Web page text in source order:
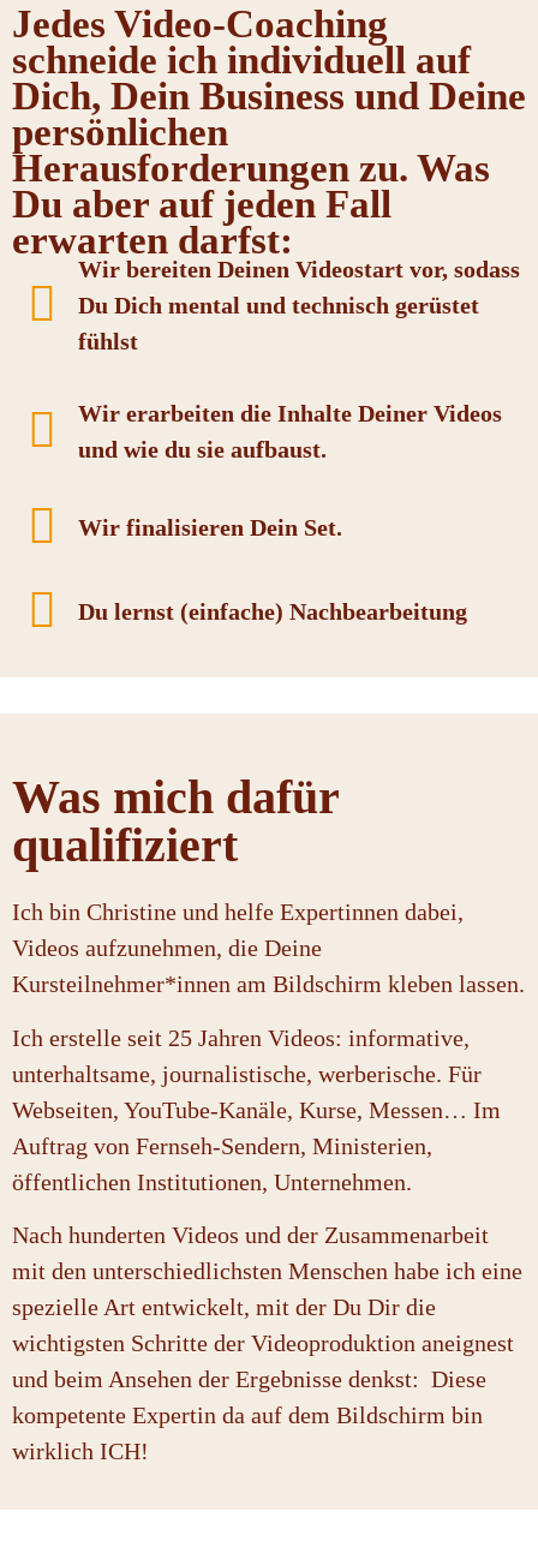
Jedes Video-Coaching
schneide ich individuell auf
Dich, Dein Business und Deine
persönlichen
Herausforderungen zu. Was
Du aber auf jeden Fall
erwarten darfst:
Wir bereiten Deinen Videostart vor, sodass
Du Dich mental und technisch gerüstet
fühlst
Wir erarbeiten die Inhalte Deiner Videos
und wie du sie aufbaust.
Wir finalisieren Dein Set.
Du lernst (einfache) Nachbearbeitung
Was mich dafür
qualifiziert
Ich bin Christine und helfe Expertinnen dabei,
Videos aufzunehmen, die Deine
Kursteilnehmer*innen am Bildschirm kleben lassen.
Ich erstelle seit 25 Jahren Videos: informative,
unterhaltsame, journalistische, werberische. Für
Webseiten, YouTube-Kanäle, Kurse, Messen… Im
Auftrag von Fernseh-Sendern, Ministerien,
öffentlichen Institutionen, Unternehmen.
Nach hunderten Videos und der Zusammenarbeit
mit den unterschiedlichsten Menschen habe ich eine
spezielle Art entwickelt, mit der Du Dir die
wichtigsten Schritte der Videoproduktion aneignest
und beim Ansehen der Ergebnisse denkst: Diese
kompetente Expertin da auf dem Bildschirm bin
wirklich ICH!